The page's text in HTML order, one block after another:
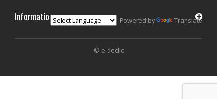
© e-declic
Informations Powered by Translate